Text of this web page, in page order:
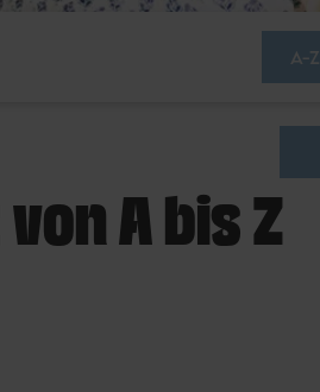
A-Z
A bis Z